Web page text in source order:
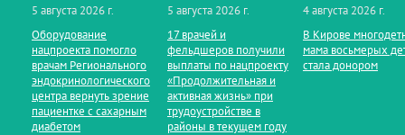
5 августа 2026 г.
Оборудование
нацпроекта помогло
врачам Регионального
эндокринологического
центра вернуть зрение
пациентке с сахарным
диабетом
5 августа 2026 г.
17 врачей и
фельдшеров получили
выплаты по нацпроекту
«Продолжительная и
активная жизнь» при
трудоустройстве в
районы в текущем году
4 августа 2026 г.
В Кирове
мама восьмерых
стала донором